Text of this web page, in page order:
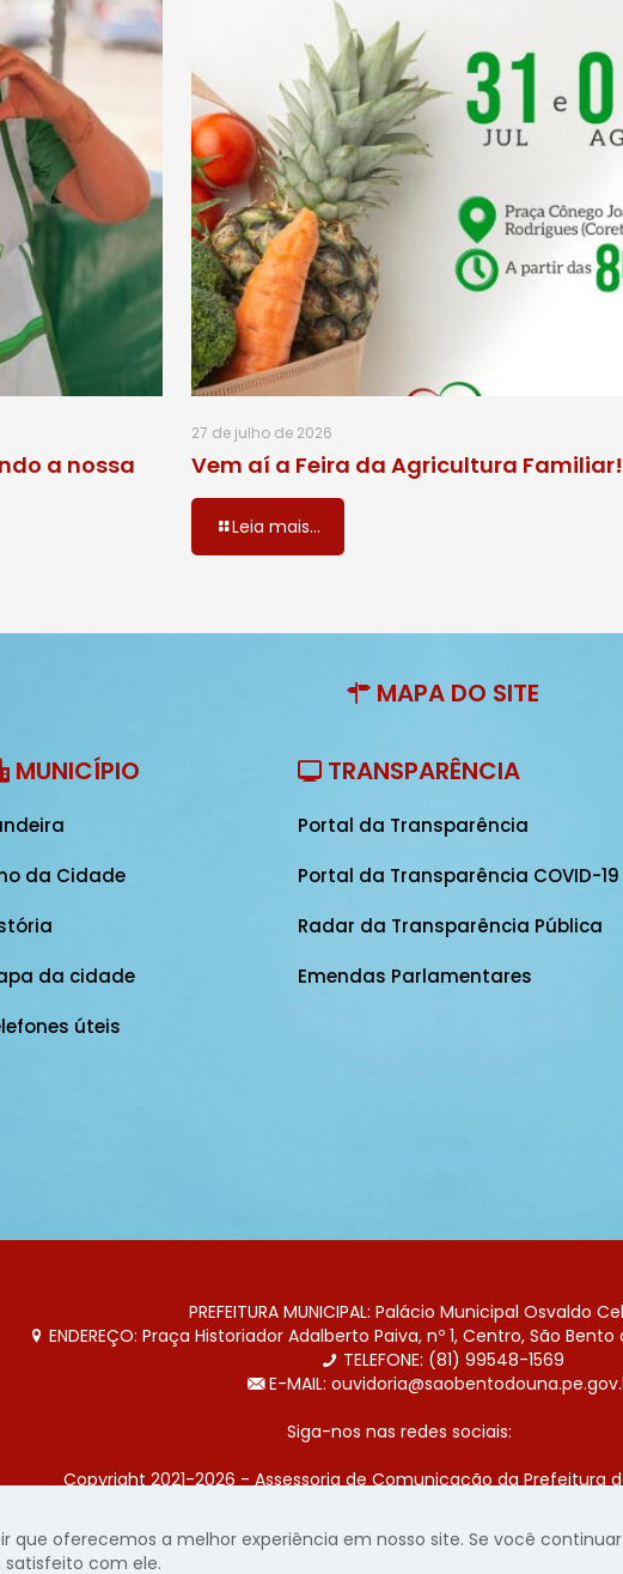
a nossa
27 de julho de 2026
Vem aí a Feira da Agricultura Familiar!
Leia mais...
MAPA DO SITE
MUNICÍPIO
da Cidade
da cidade
úteis
TRANSPARÊNCIA
Portal da Transparência
Portal da Transparência COVID-19
Radar da Transparência Pública
Emendas Parlamentares
PREFEITURA MUNICIPAL: Palácio Municipal Osvaldo
ENDEREÇO: Praça Historiador Adalberto Paiva, nº 1, Centro, São Bento
TELEFONE: (81) 99548-1569
E-MAIL:
Siga-nos nas redes sociais:
Copyright 2021-2026 - Assessoria de Comunicação da Prefeitura
Página desenvolvida pela agência de publicidade
que oferecemos a melhor experiência em nosso site. Se você
com ele.